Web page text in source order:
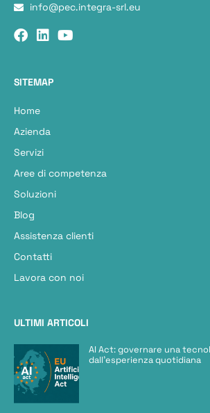
info@pec.integra-srl.eu
SITEMAP
Home
Azienda
Servizi
Aree di competenza
Soluzioni
Blog
Assistenza clienti
Contatti
Lavora con noi
ULTIMI ARTICOLI
AI Act: governare una
dall’esperienza quotidiana